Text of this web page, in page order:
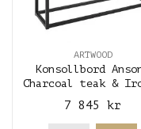
ARTWOOD
Konsollbord
Charcoal teak &
Artwood
7 845 kr